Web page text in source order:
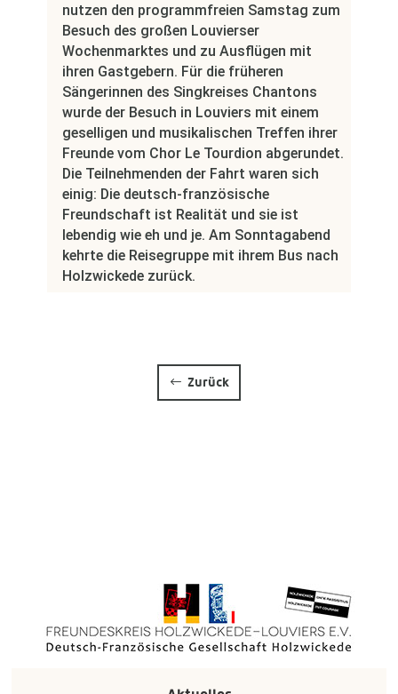
nutzen den programmfreien Samstag zum
Besuch des großen Louvierser
Wochenmarktes und zu Ausflügen mit
ihren Gastgebern. Für die früheren
Sängerinnen des Singkreises Chantons
wurde der Besuch in Louviers mit einem
geselligen und musikalischen Treffen ihrer
Freunde vom Chor Le Tourdion abgerundet.
Die Teilnehmenden der Fahrt waren sich
einig: Die deutsch-französische
Freundschaft ist Realität und sie ist
lebendig wie eh und je. Am Sonntagabend
kehrte die Reisegruppe mit ihrem Bus nach
Holzwickede zurück.
Zurück